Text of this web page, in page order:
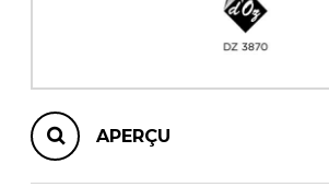
APERÇU